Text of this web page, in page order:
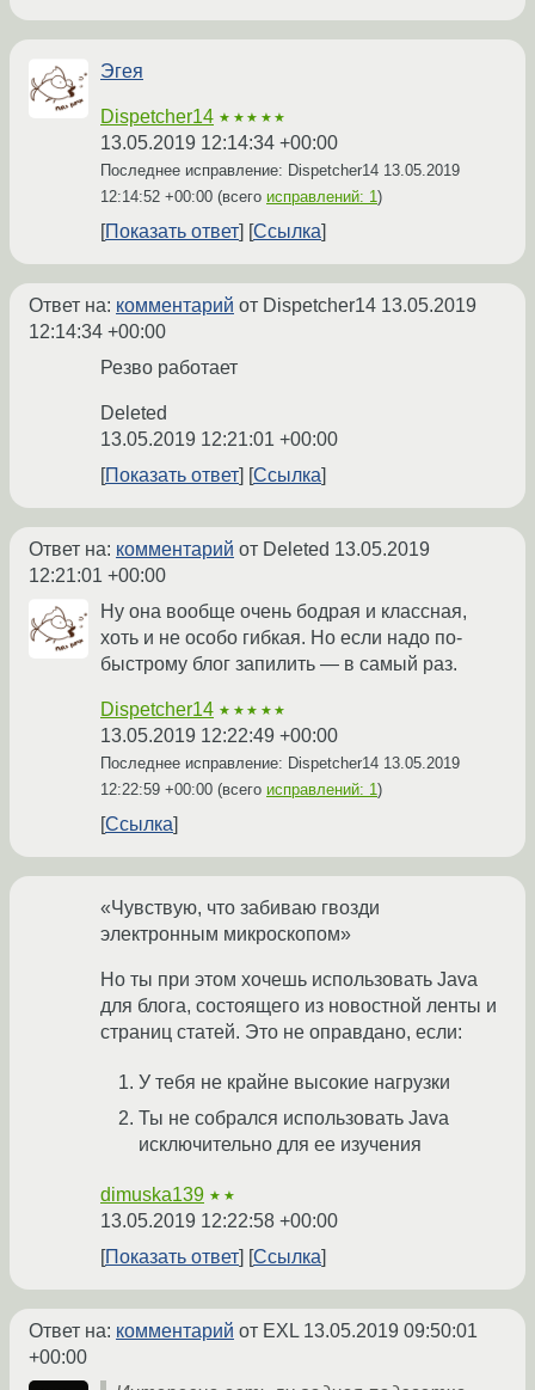
Эгея
Dispetcher14 ★★★★★
13.05.2019 12:14:34 +00:00
Последнее исправление: Dispetcher14 13.05.2019
12:14:52 +00:00 (всего исправлений: 1)
Показать ответ Ссылка
Ответ на: комментарий от Dispetcher14 13.05.2019
12:14:34 +00:00
Резво работает
Deleted
13.05.2019 12:21:01 +00:00
Показать ответ
Ссылка
Ответ на: комментарий от Deleted 13.05.2019
12:21:01 +00:00
Ну она вообще очень бодрая и классная,
хоть и не особо гибкая. Но если надо по-
быстрому блог запилить — в самый раз.
Dispetcher14 ★★★★★
13.05.2019 12:22:49 +00:00
Последнее исправление: Dispetcher14 13.05.2019
12:22:59 +00:00 (всего исправлений: 1)
Ссылка
«Чувствую, что забиваю гвозди
электронным микроскопом»
Но ты при этом хочешь использовать Java
для блога, состоящего из новостной ленты и
страниц статей. Это не оправдано, если:
У тебя не крайне высокие нагрузки
Ты не собрался использовать Java
исключительно для ее изучения
dimuska139 ★★
13.05.2019 12:22:58 +00:00
Показать ответ
Ссылка
Ответ на: комментарий от EXL 13.05.2019 09:50:01
+00:00